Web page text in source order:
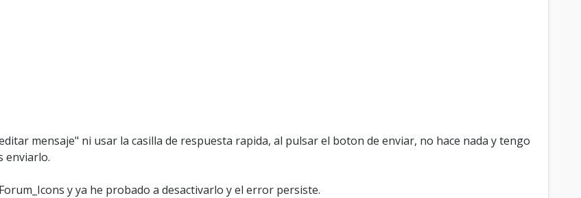
u
n
f
mensaje" ni usar la casilla de respuesta rapida, al pulsar el boton de enviar, no hace nada y tengo
enviarlo.
y ya he probado a desactivarlo y el error persiste.